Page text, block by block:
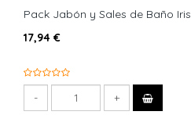
Pack Jabón y Sales de Baño Iris
17,94 €